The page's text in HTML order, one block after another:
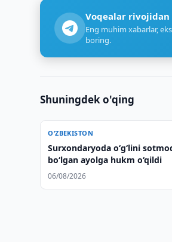
Voqealar rivojidan
Eng muhim xabarlar,
boring.
Shuningdek o'qing
O‘ZBEKISTON
Surxondaryoda o‘g‘lini
bo‘lgan ayolga hukm o‘qildi
06/08/2026